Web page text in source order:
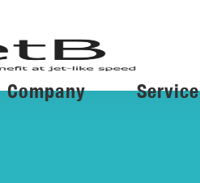
Company Service